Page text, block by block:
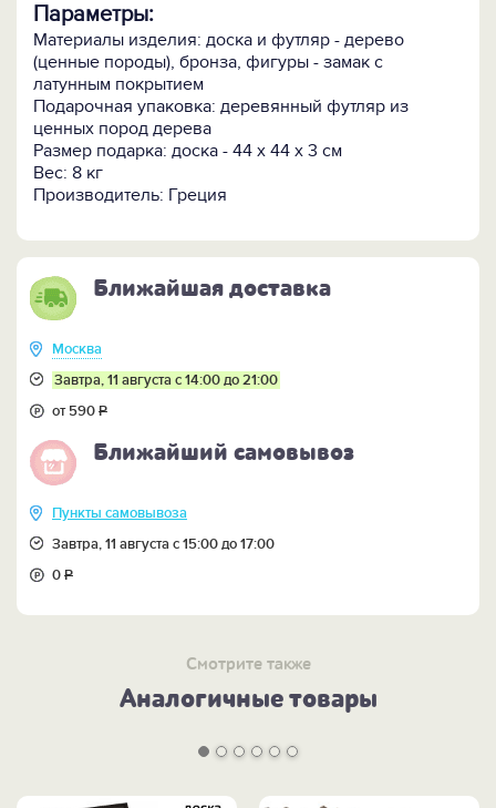
Кому подарить:
VIP персоне или просто любителю этой
замечательной игры.
ПОСМОТРИТЕ ЕЩЁ:
-Шахматы "Троянская война" с доской 28 х 28 см >>
-Все шахматы >>
-Все настольные игры >>
Параметры:
Материалы изделия: доска и футляр - дерево
(ценные породы), бронза, фигуры - замак с
латунным покрытием
Подарочная упаковка: деревянный футляр из
ценных пород дерева
Размер подарка: доска - 44 x 44 x 3 см
Вес: 8 кг
Производитель: Греция
Ближайшая доставка
Москва
Завтра, 11 августа с 14:00 до 21:00
от 590Р
Ближайший самовывоз
Пункты самовывоза
Завтра, 11 августа с 15:00 до 17:00
0Р
Смотрите также
Аналогичные товары